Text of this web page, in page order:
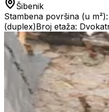
Šibenik
Stambena površina (u
(duplex)Broj etaža: